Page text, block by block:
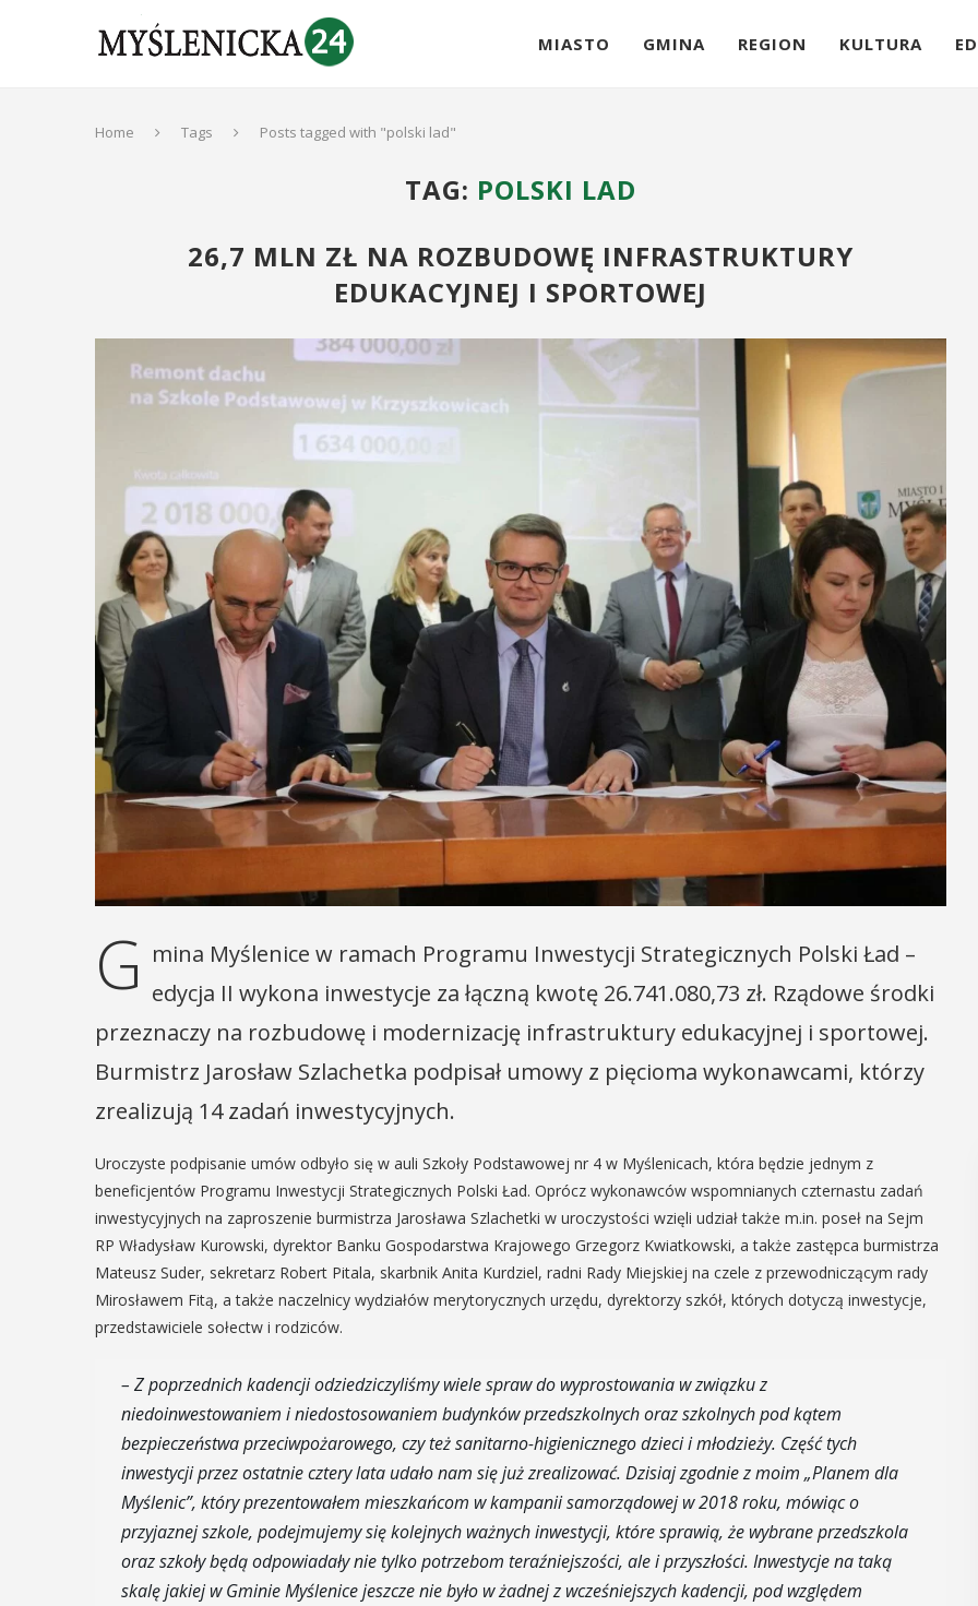
MIASTO GMINA REGION KULTURA
Home Tags Posts tagged with "polski lad"
TAG: POLSKI LAD
26,7 MLN ZŁ NA ROZBUDOWĘ INFRASTRUKTURY
EDUKACYJNEJ I SPORTOWEJ
G mina Myślenice w ramach Programu Inwestycji Strategicznych Polski Ład –
edycja II wykona inwestycje za łączną kwotę 26.741.080,73 zł. Rządowe środki
przeznaczy na rozbudowę i modernizację infrastruktury edukacyjnej i sportowej.
Burmistrz Jarosław Szlachetka podpisał umowy z pięcioma wykonawcami, którzy
zrealizują 14 zadań inwestycyjnych.
Uroczyste podpisanie umów odbyło się w auli Szkoły Podstawowej nr 4 w Myślenicach, która będzie jednym z
beneficjentów Programu Inwestycji Strategicznych Polski Ład. Oprócz wykonawców wspomnianych czternastu zadań
inwestycyjnych na zaproszenie burmistrza Jarosława Szlachetki w uroczystości wzięli udział także m.in. poseł na Sejm
RP Władysław Kurowski, dyrektor Banku Gospodarstwa Krajowego Grzegorz Kwiatkowski, a także zastępca burmistrza
Mateusz Suder, sekretarz Robert Pitala, skarbnik Anita Kurdziel, radni Rady Miejskiej na czele z przewodniczącym rady
Mirosławem Fitą, a także naczelnicy wydziałów merytorycznych urzędu, dyrektorzy szkół, których dotyczą inwestycje,
przedstawiciele sołectw i rodziców.
– Z poprzednich kadencji odziedziczyliśmy wiele spraw do wyprostowania w związku z
niedoinwestowaniem i niedostosowaniem budynków przedszkolnych oraz szkolnych pod kątem
bezpieczeństwa przeciwpożarowego, czy też sanitarno-higienicznego dzieci i młodzieży. Część tych
inwestycji przez ostatnie cztery lata udało nam się już zrealizować. Dzisiaj zgodnie z moim „Planem dla
Myślenic”, który prezentowałem mieszkańcom w kampanii samorządowej w 2018 roku, mówiąc o
przyjaznej szkole, podejmujemy się kolejnych ważnych inwestycji, które sprawią, że wybrane przedszkola
oraz szkoły będą odpowiadały nie tylko potrzebom teraźniejszości, ale i przyszłości. Inwestycje na taką
skalę jakiej w Gminie Myślenice jeszcze nie było w żadnej z wcześniejszych kadencji, pod względem
12 MAJ
16:00 - 17:30 15 MAJ
17:00 - 23:00